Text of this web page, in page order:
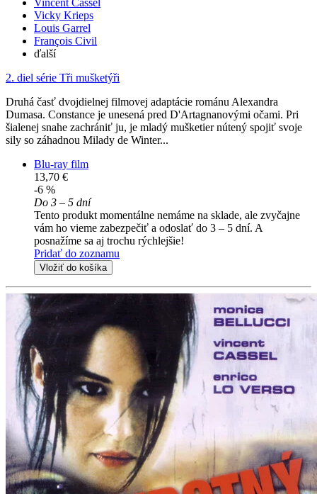
Vincent Cassel
Vicky Krieps
Louis Garrel
François Civil
ďalší
2. diel série Tři mušketýři
Druhá časť dvojdielnej filmovej adaptácie románu Alexandra
Dumasa. Constance je unesená pred D'Artagnanovými očami. Pri
šialenej snahe zachrániť ju, je mladý mušketier nútený spojiť svoje
sily so záhadnou Milady de Winter...
Blu-ray film
13,70 €
-6 %
Do 3 – 5 dní
Tento produkt momentálne nemáme na sklade, ale zvyčajne
vám ho vieme zabezpečiť a odoslať do 3 – 5 dní. A
posnažíme sa aj trochu rýchlejšie!
Pridať do zoznamu
Vložiť do košíka